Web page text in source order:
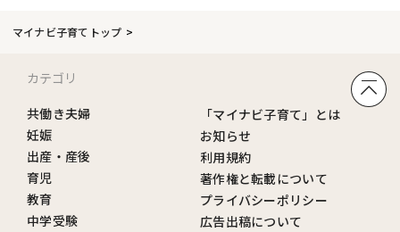
マイナビ子育てトップ
カテゴリ
共働き夫婦
妊娠
出産・産後
育児
教育
中学受験
「マイナビ子育て」とは
お知らせ
利用規約
著作権と転載について
プライバシーポリシー
広告出稿について